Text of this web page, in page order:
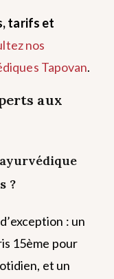
tarifs et
nos
Tapovan.
aux
?
: un
15ème pour
et un